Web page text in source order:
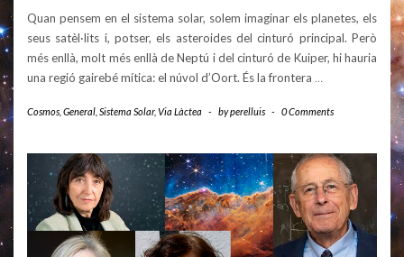
Quan pensem en el sistema solar, solem imaginar els planetes, els
seus satèl·lits i, potser, els asteroides del cinturó principal. Però
més enllà, molt més enllà de Neptú i del cinturó de Kuiper, hi hauria
una regió gairebé mítica: el núvol d’Oort. És la frontera …
Cosmos General Sistema Solar, Via Làctea - byperelluis - 0 Comments